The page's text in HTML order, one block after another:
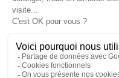
MDA